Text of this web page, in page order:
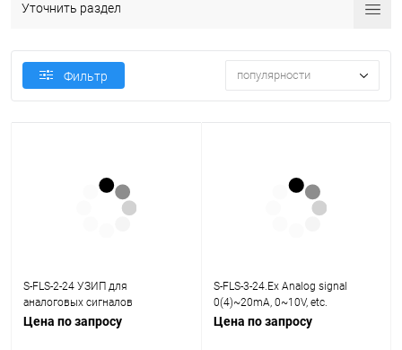
Уточнить раздел
Фильтр популярности
S-FLS-2-24 УЗИП для
аналоговых сигналов
0(4)~20mA, 0~10V
Цена по запросу
S-FLS-3-24.Ex Analog signal
0(4)~20mA, 0~10V, etc.
Цена по запросу